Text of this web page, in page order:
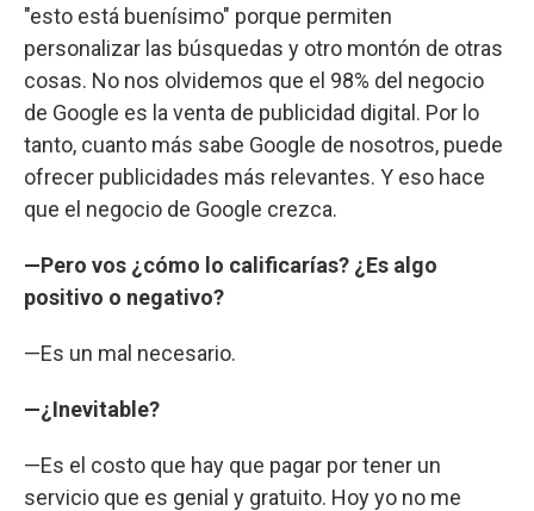
"esto está buenísimo" porque permiten
personalizar las búsquedas y otro montón de otras
cosas. No nos olvidemos que el 98% del negocio
de Google es la venta de publicidad digital. Por lo
tanto, cuanto más sabe Google de nosotros, puede
ofrecer publicidades más relevantes. Y eso hace
que el negocio de Google crezca.
—Pero vos ¿cómo lo calificarías? ¿Es algo
positivo o negativo?
—Es un mal necesario.
—¿Inevitable?
—Es el costo que hay que pagar por tener un
servicio que es genial y gratuito. Hoy yo no me